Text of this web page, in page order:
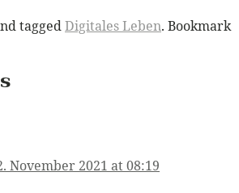
taggedDigitales Leben. Bookmark
November 2021 at 08:19